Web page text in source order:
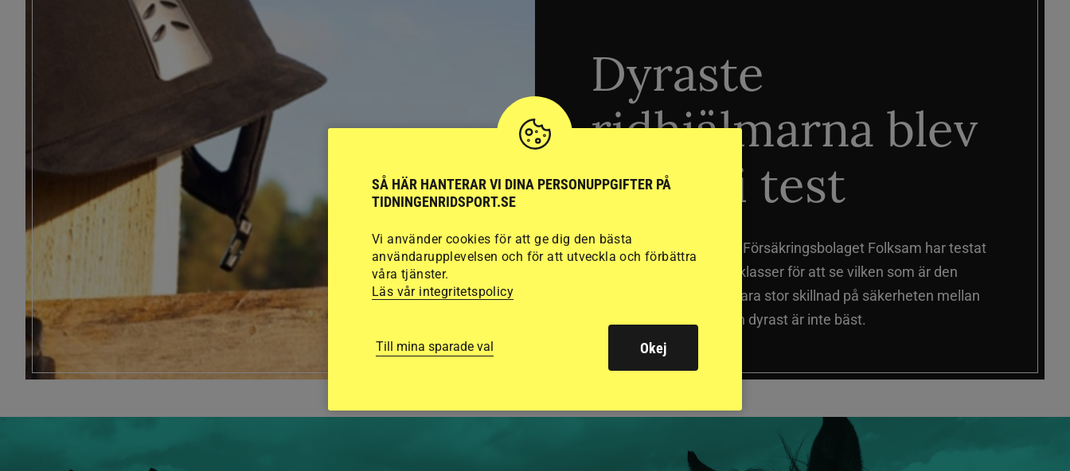
Dyraste
ridhjälmarna blev
sämst i test
Stort test av ridhjälmar Försäkringsbolaget Folksam har testat
15 ridhjälmar i olika prisklasser för att se vilken som är den
säkraste. Det visar sig vara stor skillnad på säkerheten mellan
de olika hjälmarna – och dyrast är inte bäst.
SÅ HÄR HANTERAR VI DINA PERSONUPPGIFTER PÅ
TIDNINGENRIDSPORT.SE
Vi använder cookies för att ge dig den bästa
användarupplevelsen och för att utveckla och förbättra
våra tjänster.
Läs vår integritetspolicy
Till mina sparade val Okej